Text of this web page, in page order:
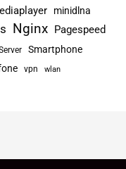
minidlna
Nginx Pagespeed
Smartphone
vpn wlan